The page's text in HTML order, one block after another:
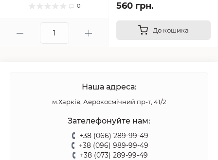
0 560 грн.
До кошика
Наша адреса:
м.Харків, Аерокосмічний пр-т, 41/2
Зателефонуйте нам:
+38 (066) 289-99-49
+38 (096) 989-99-49
+38 (073) 289-99-49